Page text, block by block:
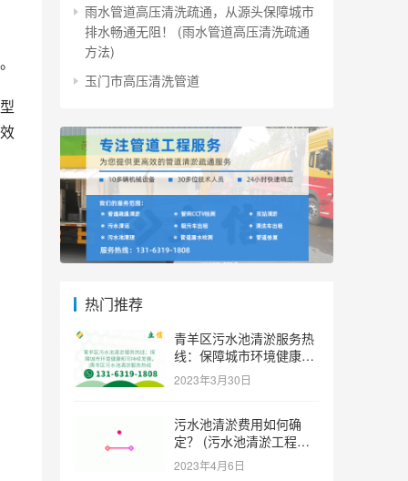
雨水管道高压清洗疏通，从源头保障城市
排水畅通无阻！ (雨水管道高压清洗疏通
方法)
玉门市高压清洗管道
热门推荐
青羊区污水池清淤服务热
线：保障城市环境健康和
可持续发展。 (青羊区污
水池清淤服务热线)
2023年3月30日
污水池清淤费用如何确
定？ (污水池清淤工程价
格多少)
2023年4月6日